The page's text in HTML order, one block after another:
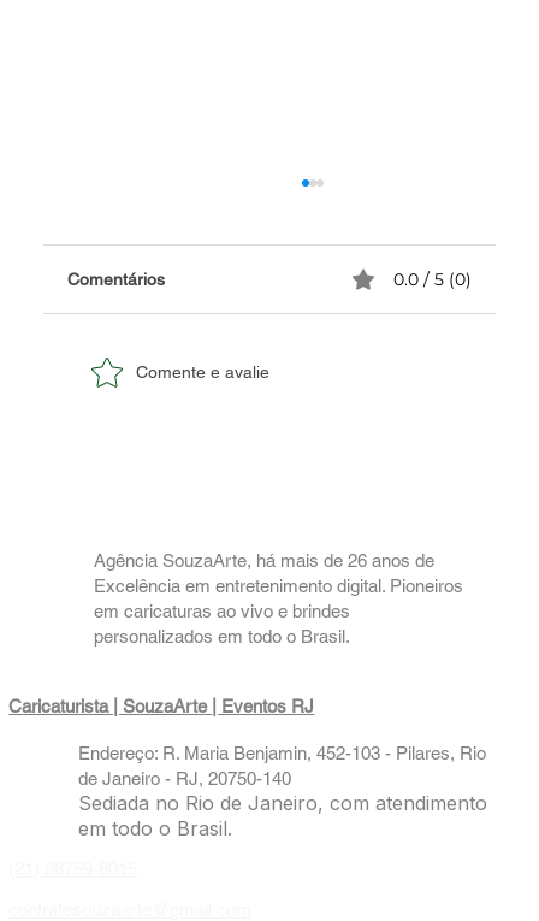
Comentários 0.0 / 5 (0)
Comente e avalie
Agência SouzaArte, há mais de 26 anos de
Excelência em entretenimento digital. Pioneiros
em caricaturas ao vivo e brindes
personalizados em todo o Brasil.
Caricaturista | SouzaArte | Eventos RJ
Endereço: R. Maria Benjamin, 452-103 - Pilares, Rio
de Janeiro - RJ, 20750-140
Sediada no Rio de Janeiro, com atendimento
em todo o Brasil.